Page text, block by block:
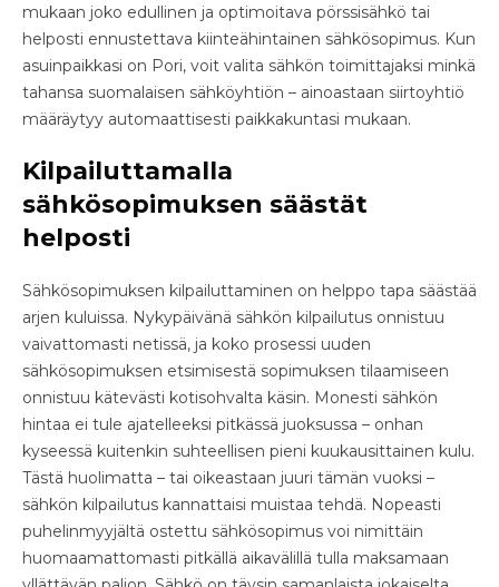
mukaan joko edullinen ja optimoitava pörssisähkö tai
helposti ennustettava kiinteähintainen sähkösopimus. Kun
asuinpaikkasi on Pori, voit valita sähkön toimittajaksi minkä
tahansa suomalaisen sähköyhtiön – ainoastaan siirtoyhtiö
määräytyy automaattisesti paikkakuntasi mukaan.
Kilpailuttamalla
sähkösopimuksen säästät
helposti
Sähkösopimuksen kilpailuttaminen on helppo tapa säästää
arjen kuluissa. Nykypäivänä sähkön kilpailutus onnistuu
vaivattomasti netissä, ja koko prosessi uuden
sähkösopimuksen etsimisestä sopimuksen tilaamiseen
onnistuu kätevästi kotisohvalta käsin. Monesti sähkön
hintaa ei tule ajatelleeksi pitkässä juoksussa – onhan
kyseessä kuitenkin suhteellisen pieni kuukausittainen kulu.
Tästä huolimatta – tai oikeastaan juuri tämän vuoksi –
sähkön kilpailutus kannattaisi muistaa tehdä. Nopeasti
puhelinmyyjältä ostettu sähkösopimus voi nimittäin
huomaamattomasti pitkällä aikavälillä tulla maksamaan